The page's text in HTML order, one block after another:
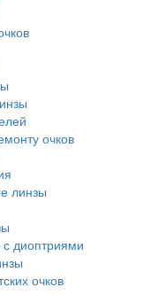
очков
линзы
диоптриями
очков